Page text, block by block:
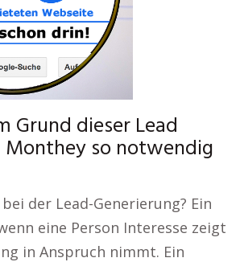
Grund dieser Lead
Monthey so notwendig
der Lead-Generierung? Ein
eine Person Interesse zeigt
in Anspruch nimmt. Ein